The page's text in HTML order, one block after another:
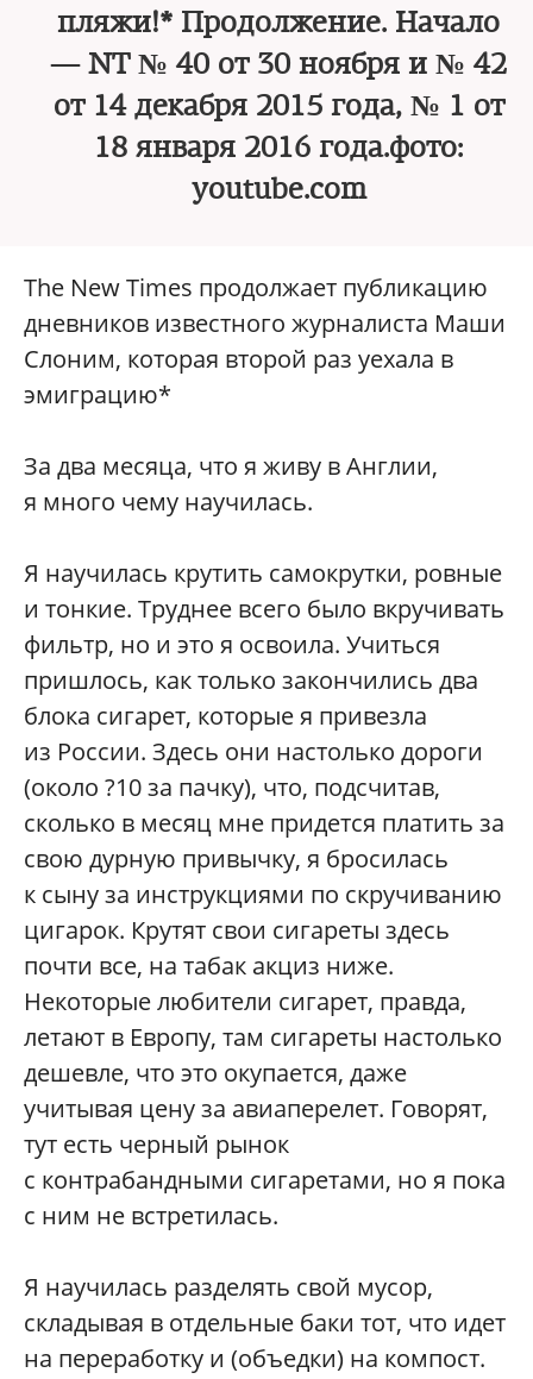
пляжи!* Продолжение. Начало
— NT № 40 от 30 ноября и № 42
от 14 декабря 2015 года, № 1 от
18 января 2016 года.фото:
youtube.com
The New Times продолжает публикацию
дневников известного журналиста Маши
Слоним, которая второй раз уехала в
эмиграцию*
За два месяца, что я живу в Англии,
я много чему научилась.
Я научилась крутить самокрутки, ровные
и тонкие. Труднее всего было вкручивать
фильтр, но и это я освоила. Учиться
пришлось, как только закончились два
блока сигарет, которые я привезла
из России. Здесь они настолько дороги
(около ?10 за пачку), что, подсчитав,
сколько в месяц мне придется платить за
свою дурную привычку, я бросилась
к сыну за инструкциями по скручиванию
цигарок. Крутят свои сигареты здесь
почти все, на табак акциз ниже.
Некоторые любители сигарет, правда,
летают в Европу, там сигареты настолько
дешевле, что это окупается, даже
учитывая цену за авиаперелет. Говорят,
тут есть черный рынок
с контрабандными сигаретами, но я пока
с ним не встретилась.
Я научилась разделять свой мусор,
складывая в отдельные баки тот, что идет
на переработку и (объедки) на компост.